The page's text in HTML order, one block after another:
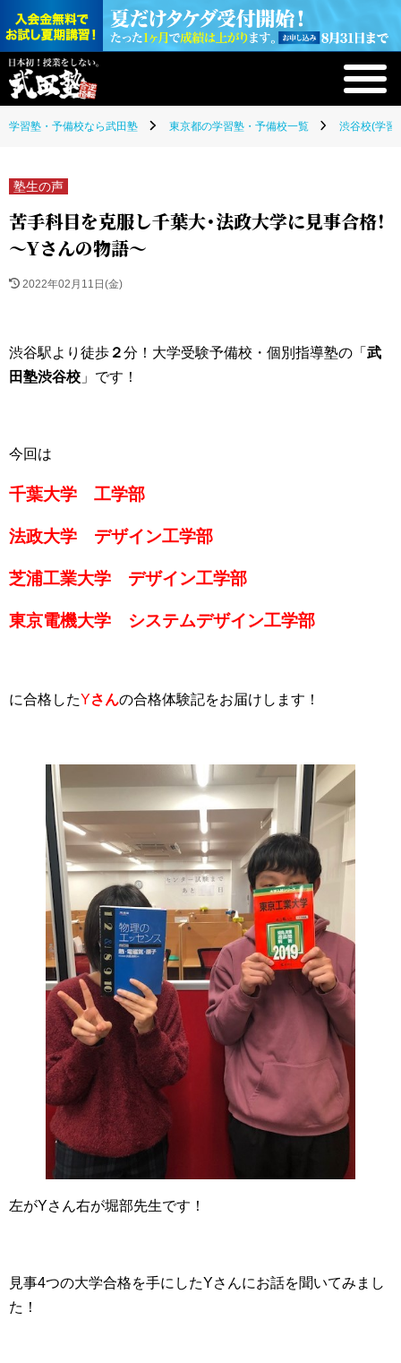
学習塾・予備校なら武田塾 東京都の学習塾・予備校一覧 渋谷校(学習
塾生の声
苦手科目を克服し千葉大・法政大学に見事合格！
～Yさんの物語～
2022年02月11日(金)
渋谷駅より徒歩 ２分！大学受験予備校・個別指導塾の「 武
田塾渋谷校 」です！
今回は
千葉大学 工学部
法政大学 デザイン工学部
芝浦工業大学 デザイン工学部
東京電機大学 システムデザイン工学部
に合格したYさんの合格体験記をお届けします！
左がYさん右が堀部先生です！
見事4つの大学合格を手にしたYさんにお話を聞いてみまし
た！